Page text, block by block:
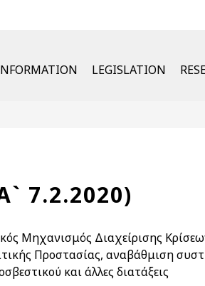
LEGISLATION
7.2.2020)
Μηχανισμός Διαχείρισης
Προστασίας, αναβάθμιση
και άλλες διατάξεις